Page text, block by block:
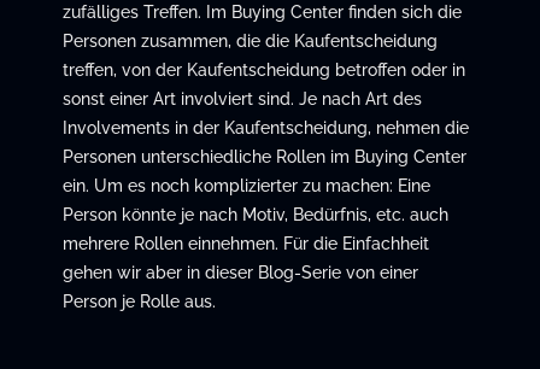
zufälliges Treffen. Im Buying Center finden sich die
Personen zusammen, die die Kaufentscheidung
treffen, von der Kaufentscheidung betroffen oder in
sonst einer Art involviert sind. Je nach Art des
Involvements in der Kaufentscheidung, nehmen die
Personen unterschiedliche Rollen im Buying Center
ein. Um es noch komplizierter zu machen: Eine
Person könnte je nach Motiv, Bedürfnis, etc. auch
mehrere Rollen einnehmen. Für die Einfachheit
gehen wir aber in dieser Blog-Serie von einer
Person je Rolle aus.